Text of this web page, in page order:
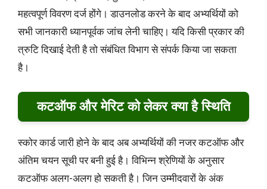
महत्वपूर्ण विवरण दर्ज होंगे। डाउनलोड करने के बाद अभ्यर्थियों को
सभी जानकारी ध्यानपूर्वक जांच लेनी चाहिए। यदि किसी प्रकार की
त्रुटि दिखाई देती है तो संबंधित विभाग से संपर्क किया जा सकता
है।
कटऑफ और मेरिट को लेकर क्या है स्थिति
स्कोर कार्ड जारी होने के बाद अब अभ्यर्थियों की नजर कटऑफ और
अंतिम चयन सूची पर बनी हुई है। विभिन्न श्रेणियों के अनुसार
कटऑफ अलग-अलग हो सकती है। जिन उम्मीदवारों के अंक